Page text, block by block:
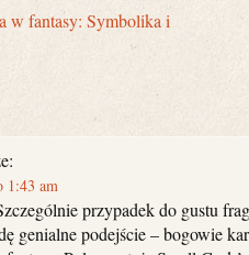
w fantasy: Symbolika i
1:43 am
przypadek do gustu
genialne podejście – bogowie